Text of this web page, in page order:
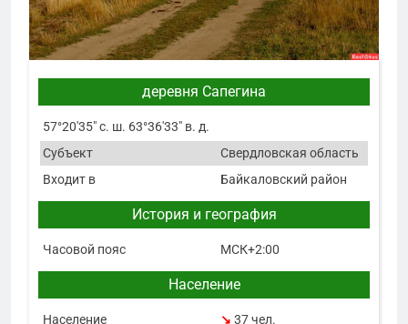
деревня Сапегина
57°20′35″ с. ш. 63°36′33″ в. д.
Субъект
Свердловская область
Входит в
Байкаловский район
История и география
Часовой пояс МСК+2:00
Население
Население ↘ 37 чел.